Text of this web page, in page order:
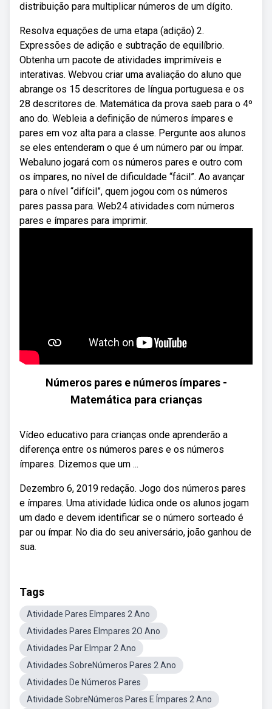
distribuição para multiplicar números de um dígito.
Resolva equações de uma etapa (adição) 2.
Expressões de adição e subtração de equilíbrio.
Obtenha um pacote de atividades imprimíveis e
interativas. Webvou criar uma avaliação do aluno que
abrange os 15 descritores de língua portuguesa e os
28 descritores de. Matemática da prova saeb para o 4º
ano do. Webleia a definição de números ímpares e
pares em voz alta para a classe. Pergunte aos alunos
se eles entenderam o que é um número par ou ímpar.
Webaluno jogará com os números pares e outro com
os ímpares, no nível de dificuldade “fácil”. Ao avançar
para o nível “difícil”, quem jogou com os números
pares passa para. Web24 atividades com números
pares e ímpares para imprimir.
Números pares e números ímpares -
Matemática para crianças
Vídeo educativo para crianças onde aprenderão a
diferença entre os números pares e os números
ímpares. Dizemos que um ...
Dezembro 6, 2019 redação. Jogo dos números pares
e ímpares. Uma atividade lúdica onde os alunos jogam
um dado e devem identificar se o número sorteado é
par ou ímpar. No dia do seu aniversário, joão ganhou de
sua.
Tags
Atividade Pares EImpares 2 Ano
Atividades Pares EImpares 2O Ano
Atividades Par EImpar 2 Ano
Atividades SobreNúmeros Pares 2 Ano
Atividades De Números Pares
Atividade SobreNúmeros Pares E Ímpares 2 Ano